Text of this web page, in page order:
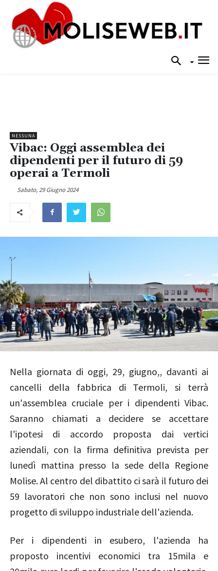
NESSUNA
Vibac: Oggi assemblea dei
dipendenti per il futuro di 59
operai a Termoli
Sabato, 29 Giugno 2024
Nella giornata di oggi, 29, giugno,, davanti ai
cancelli della fabbrica di Termoli, si terrà
un'assemblea cruciale per i dipendenti Vibac.
Saranno chiamati a decidere se accettare
l'ipotesi di accordo proposta dai vertici
aziendali, con la firma definitiva prevista per
lunedì mattina presso la sede della Regione
Molise. Al centro del dibattito ci sarà il futuro dei
59 lavoratori che non sono inclusi nel nuovo
progetto di sviluppo industriale dell'azienda.
Per i dipendenti in esubero, l'azienda ha
proposto incentivi economici tra 15mila e